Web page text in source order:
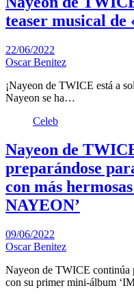
teaser musical de
22/06/2022
Oscar Benitez
¡Nayeon de TWICE está a
Nayeon se ha…
Celeb
Nayeon de
preparándose
con más
NAYEON’
09/06/2022
Oscar Benitez
Nayeon de TWICE continúa
con su primer mini-álbum